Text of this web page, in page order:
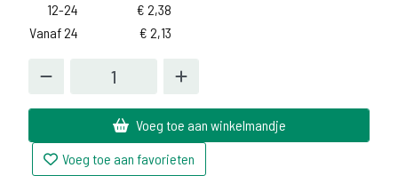
12-24
€ 2,38
Vanaf 24
€ 2,13
Voeg toe aan winkelmandje
Voeg toe aan favorieten